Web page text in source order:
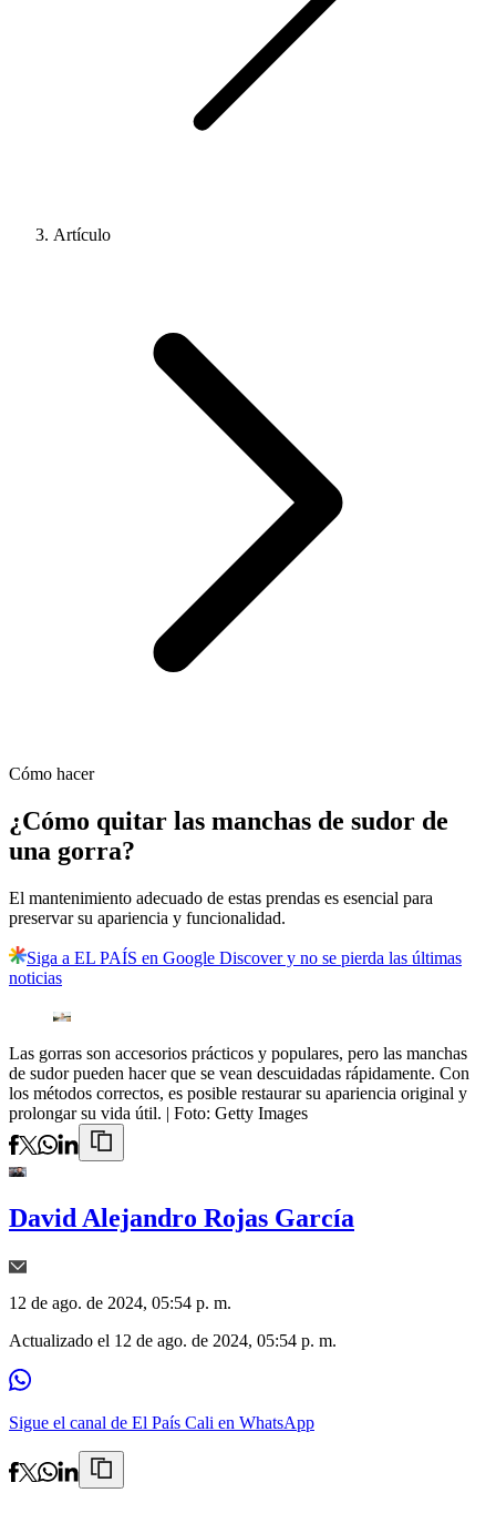
Artículo
Cómo hacer
¿Cómo quitar las manchas de sudor de
una gorra?
El mantenimiento adecuado de estas prendas es esencial para
preservar su apariencia y funcionalidad.
Siga a EL PAÍS en Google Discover y no se pierda las últimas
noticias
Las gorras son accesorios prácticos y populares, pero las manchas
de sudor pueden hacer que se vean descuidadas rápidamente. Con
los métodos correctos, es posible restaurar su apariencia original y
prolongar su vida útil. | Foto: Getty Images
David Alejandro Rojas García
12 de ago. de 2024, 05:54 p. m.
Actualizado el 12 de ago. de 2024, 05:54 p. m.
Sigue el canal de El País Cali en WhatsApp